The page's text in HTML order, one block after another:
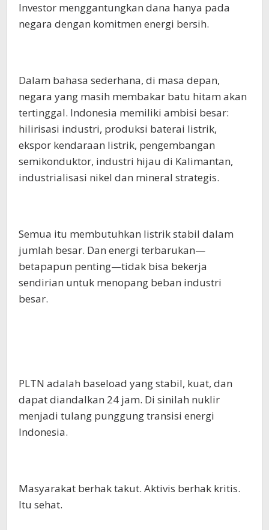
Investor menggantungkan dana hanya pada
negara dengan komitmen energi bersih.
Dalam bahasa sederhana, di masa depan,
negara yang masih membakar batu hitam akan
tertinggal. Indonesia memiliki ambisi besar:
hilirisasi industri, produksi baterai listrik,
ekspor kendaraan listrik, pengembangan
semikonduktor, industri hijau di Kalimantan,
industrialisasi nikel dan mineral strategis.
Semua itu membutuhkan listrik stabil dalam
jumlah besar. Dan energi terbarukan—
betapapun penting—tidak bisa bekerja
sendirian untuk menopang beban industri
besar.
PLTN adalah baseload yang stabil, kuat, dan
dapat diandalkan 24 jam. Di sinilah nuklir
menjadi tulang punggung transisi energi
Indonesia.
Masyarakat berhak takut. Aktivis berhak kritis.
Itu sehat.